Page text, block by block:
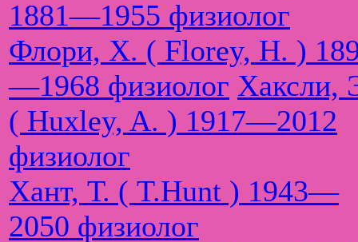
1881—1955 физиолог
Флори, Х. ( Florey, H. )
—1968 физиолог Хаксли,
( Huxley, A. ) 1917—2012
физиолог
Хант, Т. ( T.Hunt ) 1943—
2050 физиолог